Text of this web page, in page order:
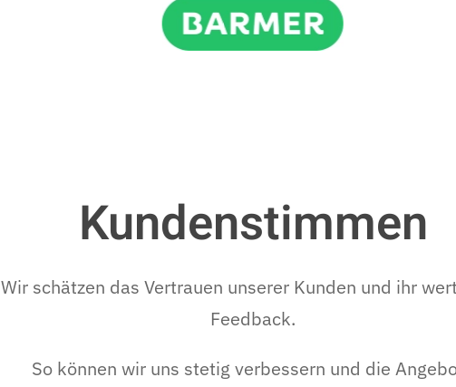
Kundenstimmen
Wir schätzen das Vertrauen unserer Kunden und ihr
Feedback.
So können wir uns stetig verbessern und die